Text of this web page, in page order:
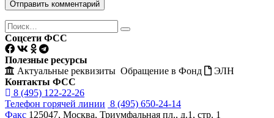
Поиск
Найти
Соцсети ФСС
Полезные ресурсы
Актуальные реквизиты Обращение в Фонд
ЭЛН
Контакты ФСС
8 (495) 122-22-26
Телефон горячей линии 8 (495) 650-24-14
Факс 125047, Москва, Триумфальная пл., д.1, стр. 1